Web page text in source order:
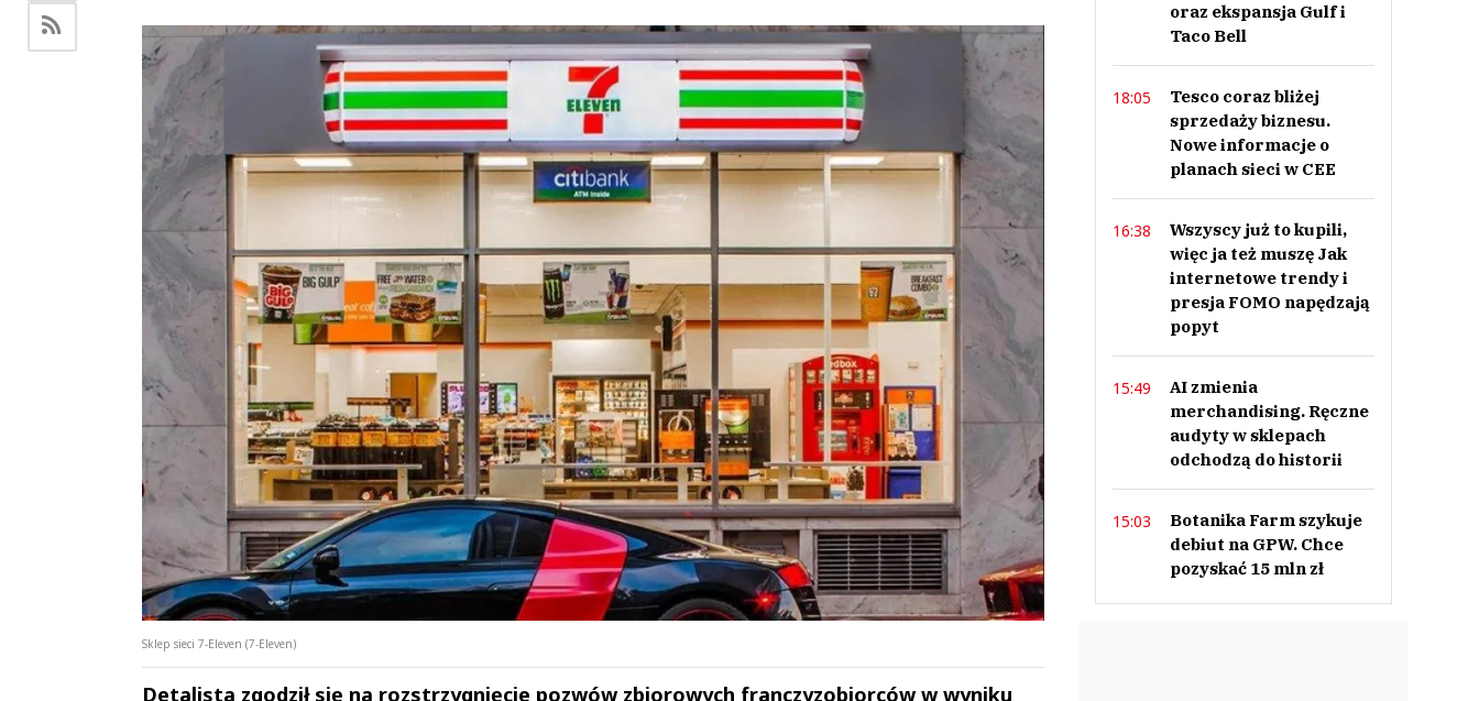
Sklep sieci 7-Eleven (7-Eleven)
Detalista zgodził się na rozstrzygnięcie pozwów zbiorowych franczyzobiorców w wyniku
oraz ekspansja Gulf i
Taco Bell
18:05
Tesco coraz bliżej
sprzedaży biznesu.
Nowe informacje o
planach sieci w CEE
16:38
Wszyscy już to kupili,
więc ja też muszę Jak
internetowe trendy i
presja FOMO napędzają
popyt
15:49
AI zmienia
merchandising. Ręczne
audyty w sklepach
odchodzą do historii
15:03
Botanika Farm szykuje
debiut na GPW. Chce
pozyskać 15 mln zł